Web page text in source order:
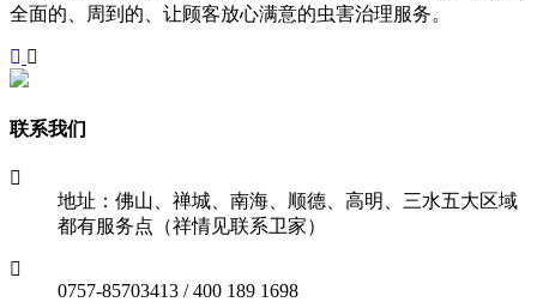
全面的、周到的、让顾客放心满意的虫害治理服务。
联系我们
地址：佛山、禅城、南海、顺德、高明、三水五大区域
都有服务点（祥情见联系卫家）
0757-85703413 / 400 189 1698